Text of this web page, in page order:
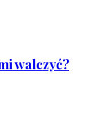
walczyć?